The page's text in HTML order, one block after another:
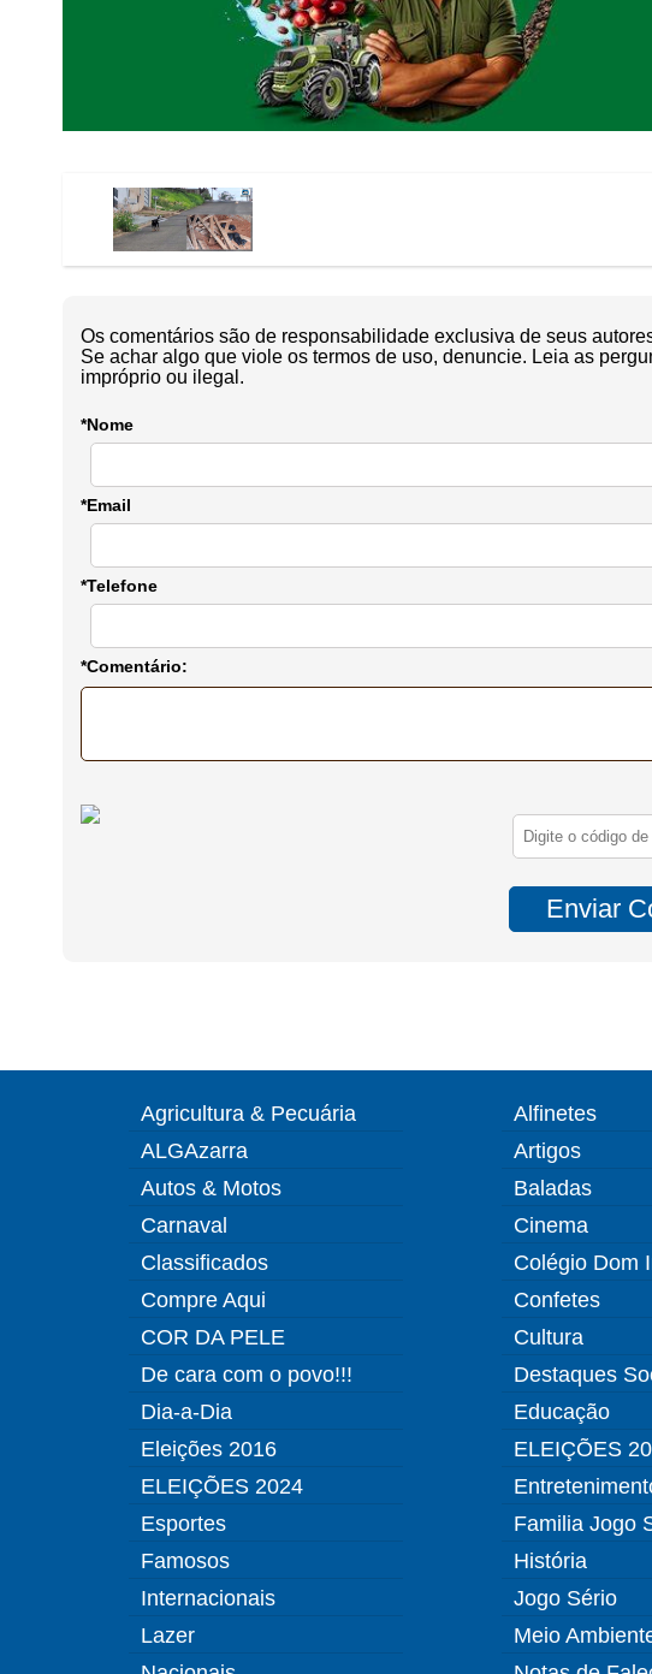
Os comentários são de responsabilidade exclusiva de seus
Se achar algo que viole os termos de uso, denuncie. Leia as
impróprio ou ilegal.
*Nome
*Email
*Telefone
*Comentário:
Agricultura & Pecuária
ALGAzarra
Autos & Motos
Carnaval
Classificados
Compre Aqui
COR DA PELE
De cara com o povo!!!
Dia-a-Dia
Eleições 2016
ELEIÇÕES 2024
Esportes
Famosos
Internacionais
Lazer
Alfinetes
Artigos
Baladas
Cinema
Colégio Dom
Confetes
Cultura
Destaques
Educação
ELEIÇÕES
Familia Jogo
História
Jogo Sério
Meio